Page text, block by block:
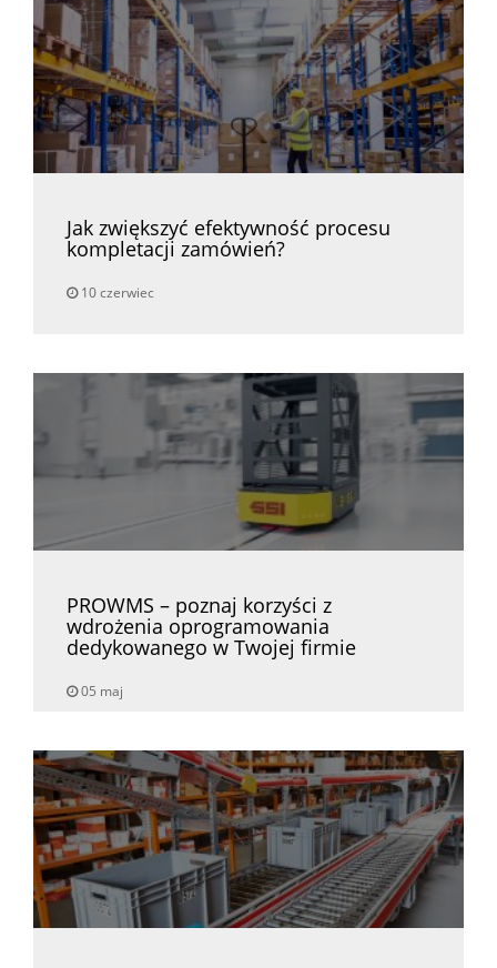
Jak zwiększyć efektywność procesu
kompletacji zamówień?
10 czerwiec
PROWMS – poznaj korzyści z
wdrożenia oprogramowania
dedykowanego w Twojej firmie
05 maj